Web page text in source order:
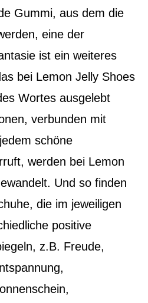
Gummi, aus dem die
eine der
ist ein weiteres
bei Lemon Jelly Shoes
Wortes ausgelebt
verbunden mit
schöne
werden bei Lemon
Und so finden
die im jeweiligen
positive
z.B. Freude,